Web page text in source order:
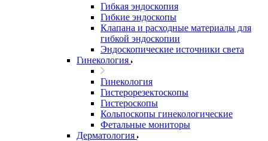
Гибкая эндоскопия
Гибкие эндоскопы
Клапана и расходные материалы для
гибкой эндоскопии
Эндоскопические источники света
Гинекология
Гинекология
Гистерорезектоскопы
Гистероскопы
Кольпоскопы гинекологические
Фетальные мониторы
Дерматология